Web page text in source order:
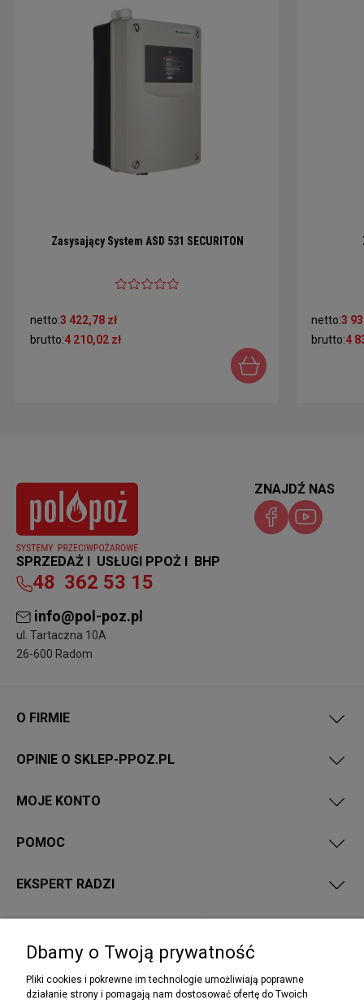
Zasysający System ASD 531 SECURITON
netto:3 422,78 zł
brutto:4 210,02 zł
netto:3
brutto:4
SPRZEDAŻ I USŁUGI PPOŻ I BHP
48 362 53 15
info@pol-poz.pl
ul. Tartaczna 10A
26-600 Radom
ZNAJDŹ NAS
O FIRMIE
OPINIE O SKLEP-PPOZ.PL
MOJE KONTO
POMOC
EKSPERT RADZI
Dbamy o Twoją prywatność
Pliki cookies i pokrewne im technologie umożliwiają poprawne
działanie strony i pomagają nam dostosować ofertę do Twoich